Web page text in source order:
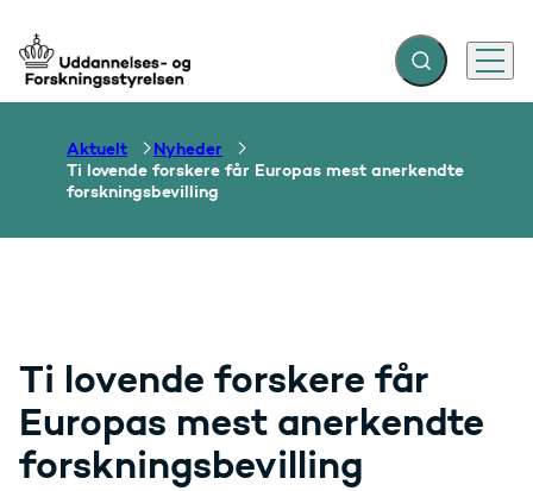
Gå til forsiden Fold søgefelt ud
Menu
Aktuelt
Nyheder
Ti lovende forskere får Europas mest anerkendte
forskningsbevilling
Ti lovende forskere får
Europas mest anerkendte
forskningsbevilling